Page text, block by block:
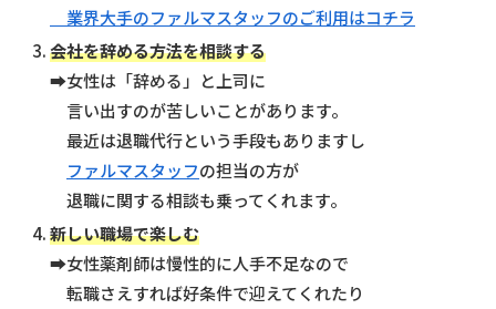
業界大手のファルマスタッフのご利用はコチラ
会社を辞める方法を相談する
➡女性は「辞める」と上司に
言い出すのが苦しいことがあります。
最近は退職代行という手段もありますし
ファルマスタッフの担当の方が
退職に関する相談も乗ってくれます。
新しい職場で楽しむ
➡女性薬剤師は慢性的に人手不足なので
転職さえすれば好条件で迎えてくれたり